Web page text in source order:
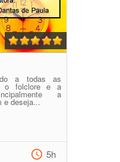
a todas as
o folclore e a
a
e deseja...
5h